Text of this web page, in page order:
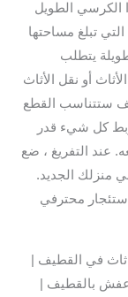
الكرسي الطويل
تبلغ مساحتها
يتطلب
أو نقل الأثاث
ستتناسب القطع
كل شيء قدر
عند التفريغ ، ضع
منزلك الجديد.
محترفي
في القطيف |
بالقطيف |